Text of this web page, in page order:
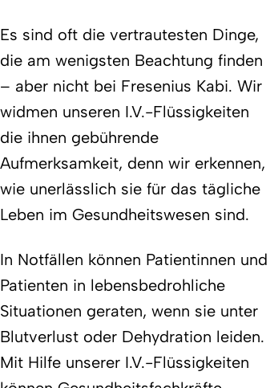
Es sind oft die vertrautesten Dinge,
die am wenigsten Beachtung finden
– aber nicht bei Fresenius Kabi. Wir
widmen unseren I.V.-Flüssigkeiten
die ihnen gebührende
Aufmerksamkeit, denn wir erkennen,
wie unerlässlich sie für das tägliche
Leben im Gesundheitswesen sind.
In Notfällen können Patientinnen und
Patienten in lebensbedrohliche
Situationen geraten, wenn sie unter
Blutverlust oder Dehydration leiden.
Mit Hilfe unserer I.V.-Flüssigkeiten